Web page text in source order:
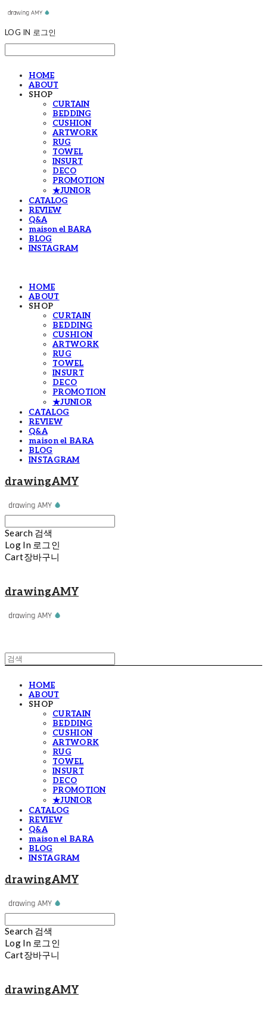
LOG IN 로그인
HOME
ABOUT
SHOP
CURTAIN
BEDDING
CUSHION
ARTWORK
RUG
TOWEL
INSURT
DECO
PROMOTION
★JUNIOR
CATALOG
REVIEW
Q&A
maison el BARA
BLOG
INSTAGRAM
HOME
ABOUT
SHOP
CURTAIN
BEDDING
CUSHION
ARTWORK
RUG
TOWEL
INSURT
DECO
PROMOTION
★JUNIOR
CATALOG
REVIEW
Q&A
maison el BARA
BLOG
INSTAGRAM
drawingAMY
Search 검색
Log In 로그인
Cart장바구니
drawingAMY
HOME
ABOUT
SHOP
CURTAIN
BEDDING
CUSHION
ARTWORK
RUG
TOWEL
INSURT
DECO
PROMOTION
★JUNIOR
CATALOG
REVIEW
Q&A
maison el BARA
BLOG
INSTAGRAM
drawingAMY
Search 검색
Log In 로그인
Cart장바구니
drawingAMY